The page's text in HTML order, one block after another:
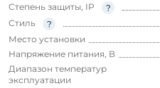
Степень защиты, IP
Стиль
Место установки
Напряжение питания, В
Диапазон температур
эксплуатации